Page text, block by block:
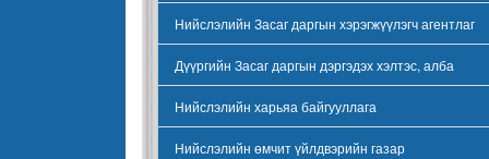
Нийслэлийн Засаг даргын хэрэгжүүлэгч агентлаг
Дүүргийн Засаг даргын дэргэдэх хэлтэс, алба
Нийслэлийн харьяа байгууллага
Нийслэлийн өмчит үйлдвэрийн газар